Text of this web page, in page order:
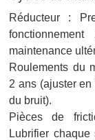
Réducteur :
maintenance
Roulements du
2 ans (ajuster
du bruit).
Pièces de
Lubrifier